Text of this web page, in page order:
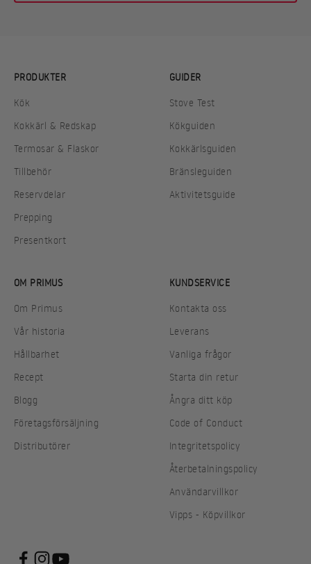
PRODUKTER
Kök
Kokkärl & Redskap
Termosar & Flaskor
Tillbehör
Reservdelar
Prepping
Presentkort
GUIDER
Stove Test
Kökguiden
Kokkärlsguiden
Bränsleguiden
Aktivitetsguide
OM PRIMUS
Om Primus
Vår historia
Hållbarhet
Recept
Blogg
Företagsförsäljning
Distributörer
KUNDSERVICE
Kontakta oss
Leverans
Vanliga frågor
Starta din retur
Ångra ditt köp
Code of Conduct
Integritetspolicy
Återbetalningspolicy
Användarvillkor
Vipps - Köpvillkor